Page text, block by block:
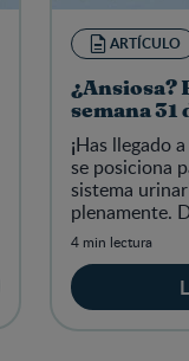
ARTÍCULO
¿Ansiosa?
semana 31
¡Has llegado
se posiciona
sistema
plenamente.
de tu cuerpo
4 min lectura